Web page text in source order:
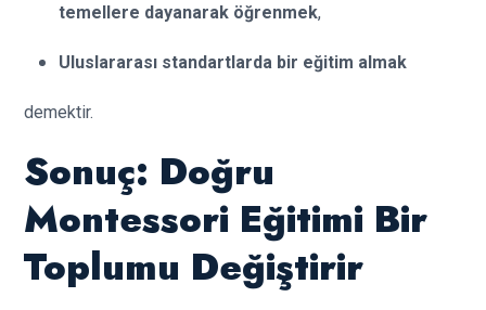
temellere dayanarak öğrenmek,
Uluslararası standartlarda bir eğitim almak
demektir.
Sonuç: Doğru
Montessori Eğitimi Bir
Toplumu Değiştirir